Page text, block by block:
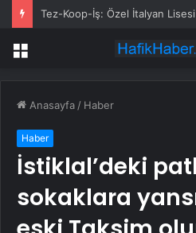
Menü
Anasayfa / Haber
Haber
İstiklal’deki
sokaklara